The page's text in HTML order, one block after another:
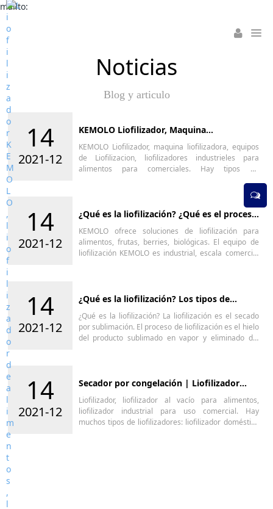
mailto:
Noticias
Blog y articulo
14
2021-12
KEMOLO Liofilizador, Maquina
Liofilizadores Industrieles para alimentos
KEMOLO Liofilizador, maquina liofilizadora, equipos
de Liofilizacion, liofilizadores industrieles para
alimentos para comerciales. Hay tipos de
liofilizador de alimentos para frutas y verduras;
KEMOLO ofrece liofilizador de alimentos de gran
tamaño con gran capacidad y precio rentable.
14
2021-12
¿Qué es la liofilización? ¿Qué es el proceso
KEMOLO ofrece soluciones de liofilización para
alimentos, frutas, berries, biológicas. El equipo de
liofilización KEMOLO es industrial, escala comercial
14
2021-12
¿Qué es la liofilización? Los tipos de
¿Qué es la liofilización? La liofilización es el secado
por sublimación. El proceso de liofilización es el hielo
del producto sublimado en vapor y eliminado del
14
2021-12
Secador por congelación | Liofilizador
Liofilizador, liofilizador al vacío para alimentos,
liofilizador industrial para uso comercial. Hay
muchos tipos de liofilizadores: liofilizador doméstico